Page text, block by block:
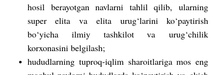
hosil berayotgan navlarni tahlil qilib, ularning
super elita va elita urug‘larini ko‘paytirish
bo‘yicha ilmiy tashkilot va urug‘chilik
korxonasini belgilash;
hududlarning tuproq-iqlim sharoitlariga mos eng